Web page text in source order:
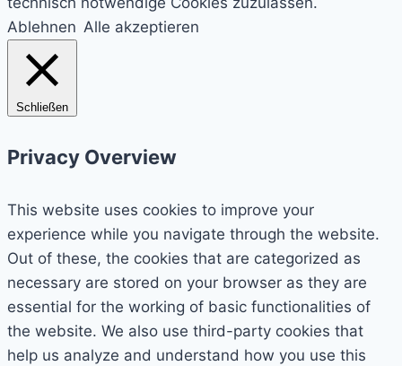
Ablehnen Alle akzeptieren
Schließen
Privacy Overview
This website uses cookies to improve your
experience while you navigate through the website.
Out of these, the cookies that are categorized as
necessary are stored on your browser as they are
essential for the working of basic functionalities of
the website. We also use third-party cookies that
help us analyze and understand how you use this